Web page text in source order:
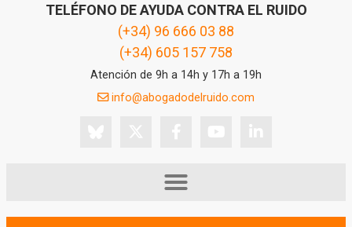
TELÉFONO DE AYUDA CONTRA EL RUIDO
(+34) 96 666 03 88
(+34) 605 157 758
Atención de 9h a 14h y 17h a 19h
info@abogadodelruido.com